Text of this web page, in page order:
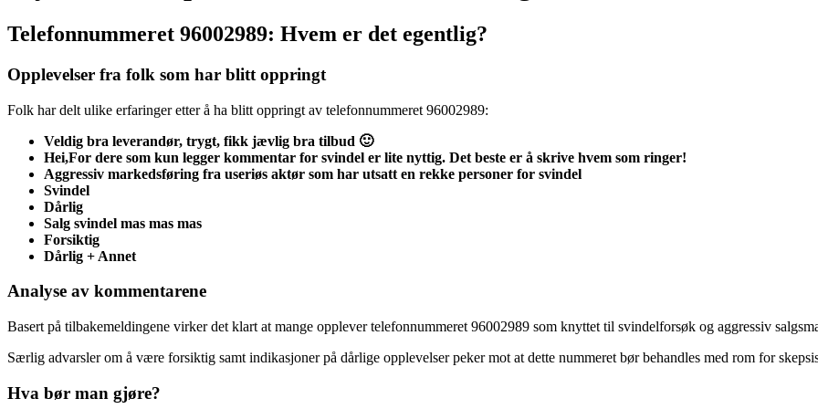
Telefonnummeret 96002989: Hvem er det egentlig?
Opplevelser fra folk som har blitt oppringt
Folk har delt ulike erfaringer etter å ha blitt oppringt av telefonnummeret 96002989:
Veldig bra leverandør, trygt, fikk jævlig bra tilbud 🙂
Hei,For dere som kun legger kommentar for svindel er lite nyttig. Det beste er å skrive hvem som ringer!
Aggressiv markedsføring fra useriøs aktør som har utsatt en rekke personer for svindel
Svindel
Dårlig
Salg svindel mas mas mas
Forsiktig
Dårlig + Annet
Analyse av kommentarene
Basert på tilbakemeldingene virker det klart at mange opplever telefonnummeret 96002989 som knyttet til svindelforsøk og aggressiv
Særlig advarsler om å være forsiktig samt indikasjoner på dårlige opplevelser peker mot at dette nummeret bør behandles med rom for
Hva bør man gjøre?